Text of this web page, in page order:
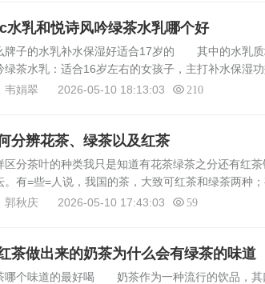
水乳和悦诗风吟绿茶水乳哪个好
牌子的水乳补水保湿好适合17岁的 其中的水乳质
绿茶水乳：适合16岁左右的女孩子，主打补水保湿
：价格亲民，化妆水轻薄无负担，乳液使用后皮肤
韦娟翠 2026-05-10 18:13:03 210
分辨花茶、绿茶以及红茶
区分茶叶的种类我只是知道有花茶绿茶之分还有
。有=些=人说，我国的茶，大致可红茶和绿茶两种
花茶、砖茶、沱茶六种；有人说，除了乌龙茶、岩
郭秋庆 2026-05-10 17:43:03 59
茶做出来的奶茶为什么会有绿茶的味道
哪个味道的最好喝 奶茶作为一种流行的饮品，其